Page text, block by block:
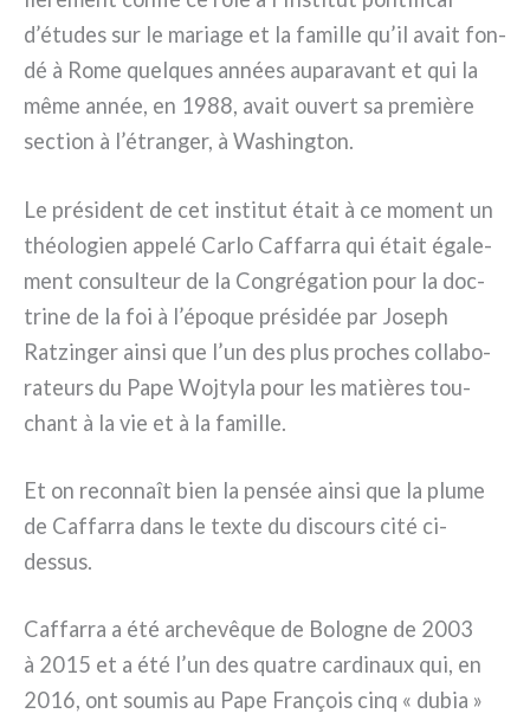
d’études sur le maria­ge et la famil­le qu’il avait fon­
dé à Rome quel­ques années aupa­ra­vant et qui la
même année, en 1988, avait ouvert sa pre­miè­re
sec­tion à l’étranger, à Washington.
Le pré­si­dent de cet insti­tut était à ce moment un
théo­lo­gien appe­lé Carlo Caffarra qui était éga­le­
ment con­sul­teur de la Congrégation pour la doc­
tri­ne de la foi à l’époque pré­si­dée par Joseph
Ratzinger ain­si que l’un des plus pro­ches col­la­bo­
ra­teurs du Pape Wojtyla pour les matiè­res tou­
chant à la vie et à la famil­le.
Et on recon­naît bien la pen­sée ain­si que la plu­me
de Caffarra dans le tex­te du discours cité ci-
dessus.
Caffarra a été arche­vê­que de Bologne de 2003
à 2015 et a été l’un des qua­tre car­di­naux qui, en
2016, ont sou­mis au Pape François cinq « dubia »